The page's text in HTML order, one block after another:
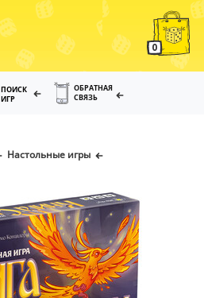
0
ПОИСК
ИГР
ОБРАТНАЯ
СВЯЗЬ
Настольные игры